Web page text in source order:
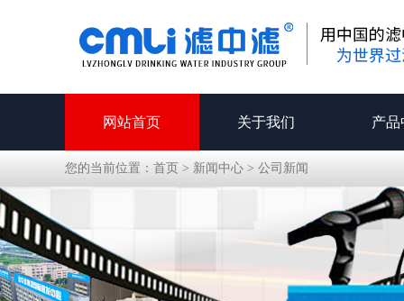
网站首页 关于我们 产品
您的当前位置： 首页 > 新闻中心 > 公司新闻